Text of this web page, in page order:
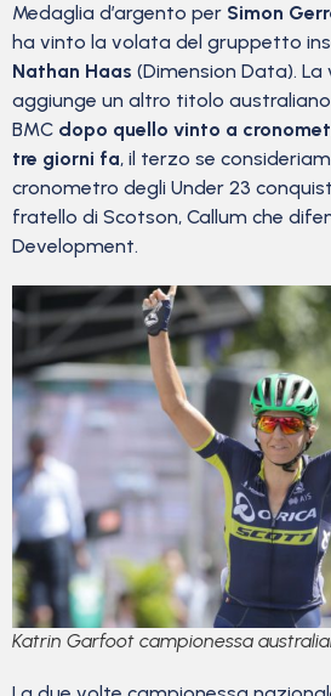
Medaglia d’argento per Simon
ha vinto la volata del gruppetto
Nathan Haas (Dimension Data).
aggiunge un altro titolo
BMC dopo quello vinto a
tre giorni fa, il terzo se
cronometro degli Under 23
fratello di Scotson, Callum che
Development.
Katrin Garfoot campionessa